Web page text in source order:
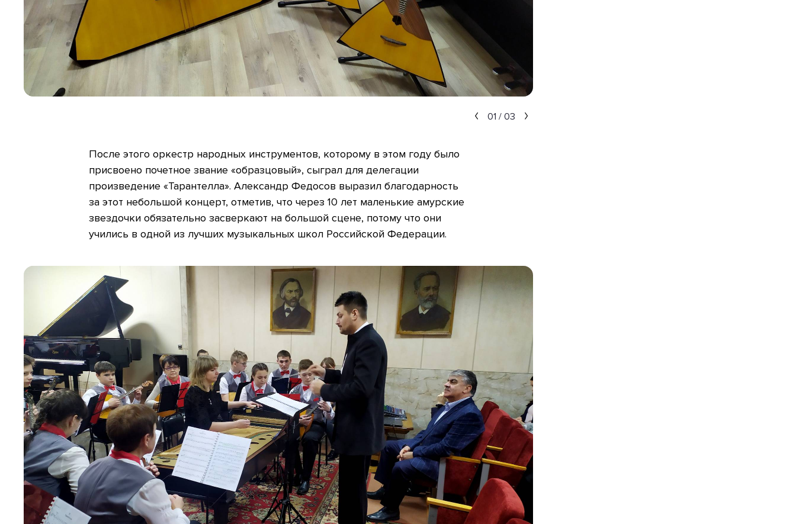
01 / 03
После этого оркестр народных инструментов, которому в этом году было
присвоено почетное звание «образцовый», сыграл для делегации
произведение «Тарантелла». Александр Федосов выразил благодарность
за этот небольшой концерт, отметив, что через 10 лет маленькие амурские
звездочки обязательно засверкают на большой сцене, потому что они
учились в одной из лучших музыкальных школ Российской Федерации.